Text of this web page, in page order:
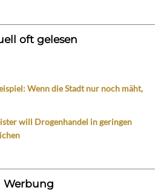
oft gelesen
Wenn die Stadt nur noch mäht,
will Drogenhandel in geringen
Werbung